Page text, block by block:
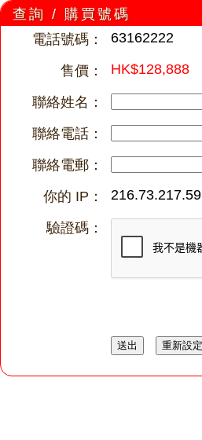
查詢 / 購買號碼
電話號碼：
63162222
售價： HK$128,888
聯絡姓名：
聯絡電話：
聯絡電郵：
你的 IP：
216.73.217.59
驗證碼：